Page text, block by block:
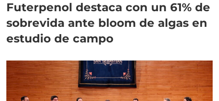
Futerpenol destaca con un 61% de
sobrevida ante bloom de algas en
estudio de campo